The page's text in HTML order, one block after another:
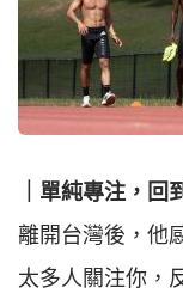
｜單純專注，回
離開台灣後，他
太多人關注你，